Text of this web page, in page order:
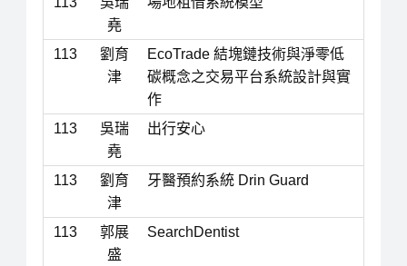
堯
113
劉育
津
EcoTrade 結塊鏈技術與淨零低
碳概念之交易平台系統設計與實
作
113
吳瑞
堯
出行安心
113
劉育
津
牙醫預約系統 Drin Guard
113
郭展
盛
SearchDentist